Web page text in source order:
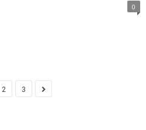
0
2 3